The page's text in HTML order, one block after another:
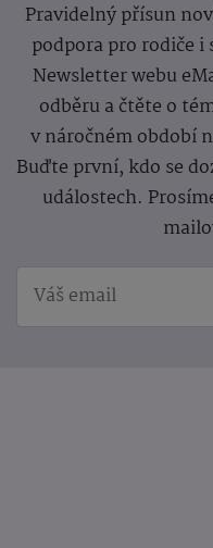
Pravidelný přísun
podpora pro rodiče
Newsletter webu
odběru a čtěte o
v náročném období
Buďte první, kdo se
událostech.